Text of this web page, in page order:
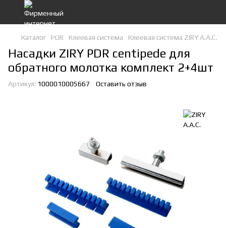
Каталог PDR Клеевая система Клеевая система ZIRY A.A.C.
Насадки ZIRY PDR centipede для
обратного молотка комплект 2+4шт
Артикул: 1000010005667 Оставить отзыв